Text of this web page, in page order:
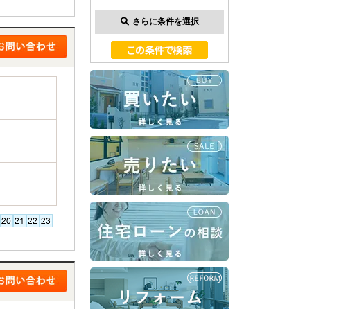
さらに条件を選択